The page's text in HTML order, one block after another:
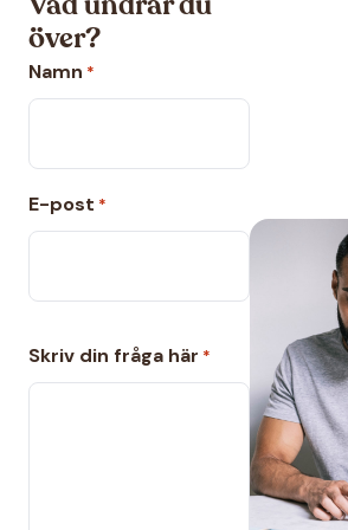
Vad undrar du
över?
Namn *
E-post *
A
P
Skriv din fråga här *